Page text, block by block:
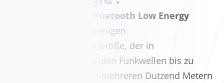
Bluetooth Low Energy
-Beacon von wenigen
Quadratzentimetern Größe, der in
regelmäßigen Abständen Funkwellen bis zu
einer Reichweite von mehreren Dutzend Metern